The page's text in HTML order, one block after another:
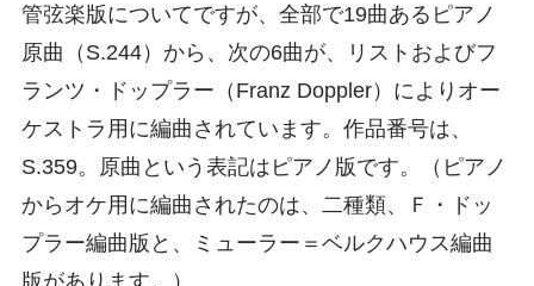
管弦楽版についてですが、全部で19曲あるピアノ
原曲（S.244）から、次の6曲が、リストおよびフ
ランツ・ドップラー（Franz Doppler）によりオー
ケストラ用に編曲されています。作品番号は、
S.359。原曲という表記はピアノ版です。（ピアノ
からオケ用に編曲されたのは、二種類、Ｆ・ドッ
プラー編曲版と、ミューラー＝ベルクハウス編曲
版があります。）